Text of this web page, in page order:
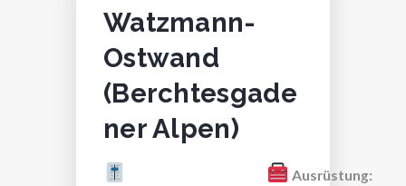
Watzmann-
Ostwand
(Berchtesgade
ner Alpen)
Ausrüstung: